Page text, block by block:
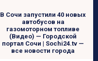
В Сочи запустили 40 новых
автобусов на
газомоторном топливе
(Видео) — Городской
портал Сочи | Sochi24.tv —
все новости города